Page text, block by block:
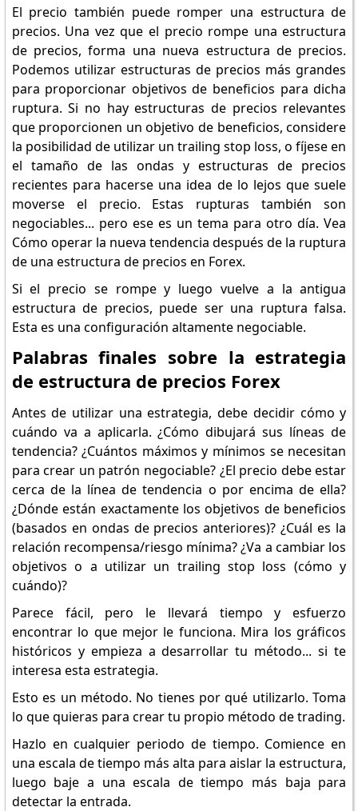
El precio también puede romper una estructura de
precios. Una vez que el precio rompe una estructura
de precios, forma una nueva estructura de precios.
Podemos utilizar estructuras de precios más grandes
para proporcionar objetivos de beneficios para dicha
ruptura. Si no hay estructuras de precios relevantes
que proporcionen un objetivo de beneficios, considere
la posibilidad de utilizar un trailing stop loss, o fíjese en
el tamaño de las ondas y estructuras de precios
recientes para hacerse una idea de lo lejos que suele
moverse el precio. Estas rupturas también son
negociables... pero ese es un tema para otro día. Vea
Cómo operar la nueva tendencia después de la ruptura
de una estructura de precios en Forex.
Si el precio se rompe y luego vuelve a la antigua
estructura de precios, puede ser una ruptura falsa.
Esta es una configuración altamente negociable.
Palabras finales sobre la estrategia
de estructura de precios Forex
Antes de utilizar una estrategia, debe decidir cómo y
cuándo va a aplicarla. ¿Cómo dibujará sus líneas de
tendencia? ¿Cuántos máximos y mínimos se necesitan
para crear un patrón negociable? ¿El precio debe estar
cerca de la línea de tendencia o por encima de ella?
¿Dónde están exactamente los objetivos de beneficios
(basados en ondas de precios anteriores)? ¿Cuál es la
relación recompensa/riesgo mínima? ¿Va a cambiar los
objetivos o a utilizar un trailing stop loss (cómo y
cuándo)?
Parece fácil, pero le llevará tiempo y esfuerzo
encontrar lo que mejor le funciona. Mira los gráficos
históricos y empieza a desarrollar tu método... si te
interesa esta estrategia.
Esto es un método. No tienes por qué utilizarlo. Toma
lo que quieras para crear tu propio método de trading.
Hazlo en cualquier periodo de tiempo. Comience en
una escala de tiempo más alta para aislar la estructura,
luego baje a una escala de tiempo más baja para
detectar la entrada.